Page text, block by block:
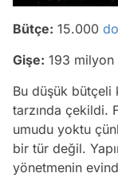
Bütçe: 15.000
Gişe: 193
Bu düşük
tarzında çekildi.
umudu yoktu
bir tür değil.
yönetmenin